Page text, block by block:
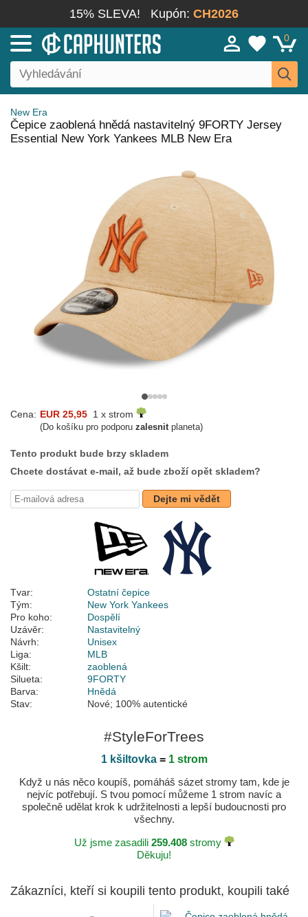
15% SLEVA! Kupón: CH2026
0
New Era
Čepice zaoblená hnědá nastavitelný 9FORTY Jersey
Essential New York Yankees MLB New Era
Cena: EUR 25,95 1 x strom
(Do košíku pro podporu zalesnitplaneta)
Tento produkt bude brzy skladem
Chcete dostávat e-mail, až bude zboží opět skladem?
Dejte mi vědět
Tvar:
Ostatní čepice
Tým:
New York Yankees
Pro koho:
Dospělí
Uzávěr:
Nastavitelný
Návrh:
Unisex
Liga:
MLB
Kšilt:
zaoblená
Silueta:
9FORTY
Barva:
Hnědá
Stav:
Nové; 100% autentické
#StyleForTrees
1 kšiltovka= 1 strom
Když u nás něco koupíš, pomáháš sázet stromy tam, kde je
nejvíc potřebují. S tvou pomocí můžeme 1 strom navíc a
společně udělat krok k udržitelnosti a lepší budoucnosti pro
všechny.
Už jsme zasadili 259.408stromy
Děkuju!
Zákazníci, kteří si koupili tento produkt, koupili také